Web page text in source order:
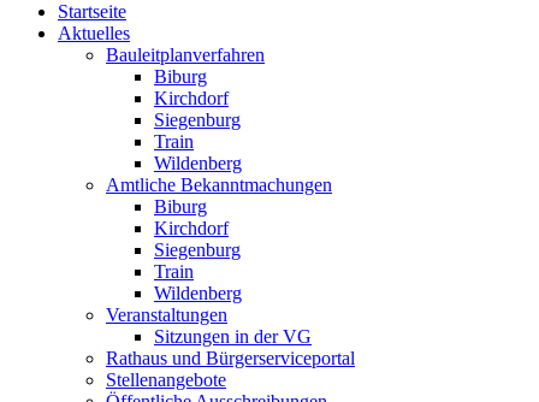
Startseite
Aktuelles
Bauleitplanverfahren
Biburg
Kirchdorf
Siegenburg
Train
Wildenberg
Amtliche Bekanntmachungen
Biburg
Kirchdorf
Siegenburg
Train
Wildenberg
Veranstaltungen
Sitzungen in der VG
Rathaus und Bürgerserviceportal
Stellenangebote